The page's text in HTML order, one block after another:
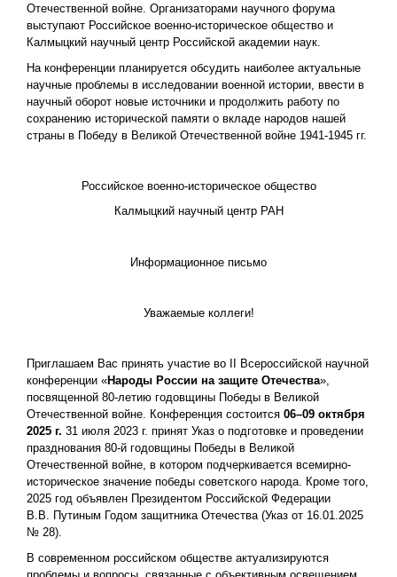
Отечественной войне. Организаторами научного форума
выступают Российское военно-историческое общество и
Калмыцкий научный центр Российской академии наук.
На конференции планируется обсудить наиболее актуальные
научные проблемы в исследовании военной истории, ввести в
научный оборот новые источники и продолжить работу по
сохранению исторической памяти о вкладе народов нашей
страны в Победу в Великой Отечественной войне 1941-1945 гг.
Российское военно-историческое общество
Калмыцкий научный центр РАН
Информационное письмо
Уважаемые коллеги!
Приглашаем Вас принять участие во II Всероссийской научной
конференции «Народы России на защите Отечества»,
посвященной 80-летию годовщины Победы в Великой
Отечественной войне. Конференция состоится 06–09 октября
2025 г. 31 июля 2023 г. принят Указ о подготовке и проведении
празднования 80-й годовщины Победы в Великой
Отечественной войне, в котором подчеркивается всемирно-
историческое значение победы советского народа. Кроме того,
2025 год объявлен Президентом Российской Федерации
В.В. Путиным Годом защитника Отечества (Указ от 16.01.2025
№ 28).
В современном российском обществе актуализируются